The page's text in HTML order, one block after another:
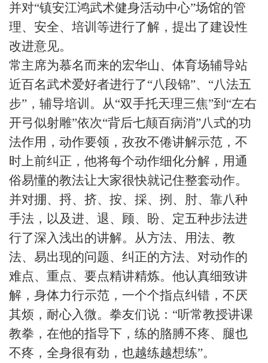
并对“镇安江鸿武术健身活动中心”场馆的管
理、安全、培训等进行了解，提出了建设性
改进意见。
常主席为慕名而来的宏华山、体育场辅导站
近百名武术爱好者进行了“八段锦”、“八法五
步”，辅导培训。从“双手托天理三焦”到“左右
开弓似射雕”依次“背后七颠百病消”八式的功
法作用，动作要领，孜孜不倦讲解示范，不
时上前纠正，他将每个动作细化分解，用通
俗易懂的教法让大家很快就记住整套动作。
并对掤、捋、挤、按、採、挒、肘、靠八种
手法，以及进、退、顾、盼、定五种步法进
行了深入浅出的讲解。从方法、用法、教
法、易出现的问题、纠正的方法、对动作的
难点、重点、要点精讲精炼。他认真细致讲
解，身体力行示范，一个个指点纠错，不厌
其烦，耐心入微。拳友们说：“听常教授讲课
教拳，在他的指导下，练的胳膊不疼、腿也
不疼，全身很有劲，也越练越想练”。